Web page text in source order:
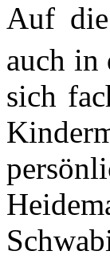
Auf
auch in
sich